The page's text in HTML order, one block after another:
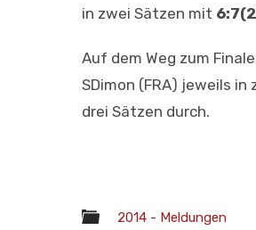
in zwei Sätzen mit
Auf dem Weg zum
SDimon (FRA) jeweils
drei Sätzen durch.
2014 - Meldungen